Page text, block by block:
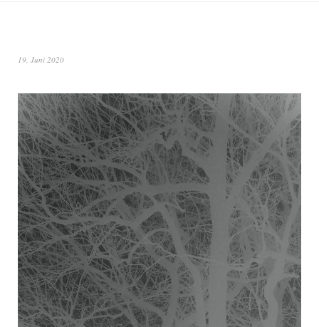
19. Juni 2020